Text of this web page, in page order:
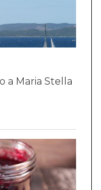
a Maria Stella